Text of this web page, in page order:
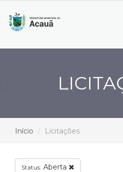
Início Licitações
Status: Aberta